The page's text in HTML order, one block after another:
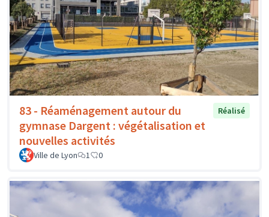
83 - Réaménagement autour du
gymnase Dargent : végétalisation et
nouvelles activités
Réalisé
Ville de Lyon 1 0